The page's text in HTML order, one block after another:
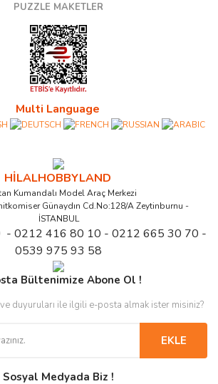
PUZZLE MAKETLER
Multi Language
HİLALHOBBYLAND
Kumandalı Model Araç Merkezi
Günaydın Cd.No:128/A Zeytinburnu -
İSTANBUL
- 0212 416 80 10 - 0212 665 30 70 -
0539 975 93 58
Bültenimize Abone Ol !
ve duyuruları ile ilgili e-posta almak ister misiniz?
EKLE
Sosyal Medyada Biz !